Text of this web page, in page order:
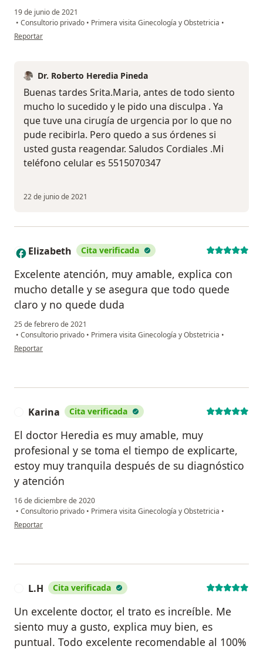
19 de junio de 2021
• Consultorio privado • Primera visita Ginecología y Obstetricia •
en opinión del usuario Maria
Reportar
Dr. Roberto Heredia Pineda
Buenas tardes Srita.Maria, antes de todo siento
mucho lo sucedido y le pido una disculpa . Ya
que tuve una cirugía de urgencia por lo que no
pude recibirla. Pero quedo a sus órdenes si
usted gusta reagendar. Saludos Cordiales .Mi
teléfono celular es 5515070347
22 de junio de 2021
E Elizabeth Cita verificada
Excelente atención, muy amable, explica con
mucho detalle y se asegura que todo quede
claro y no quede duda
25 de febrero de 2021
• Consultorio privado • Primera visita Ginecología y Obstetricia •
en opinión del usuario Elizabeth
Reportar
Karina Cita verificada
El doctor Heredia es muy amable, muy
profesional y se toma el tiempo de explicarte,
estoy muy tranquila después de su diagnóstico
y atención
16 de diciembre de 2020
• Consultorio privado • Primera visita Ginecología y Obstetricia •
en opinión del usuario Karina
Reportar
L.H Cita verificada
Un excelente doctor, el trato es increíble. Me
siento muy a gusto, explica muy bien, es
puntual. Todo excelente recomendable al 100%